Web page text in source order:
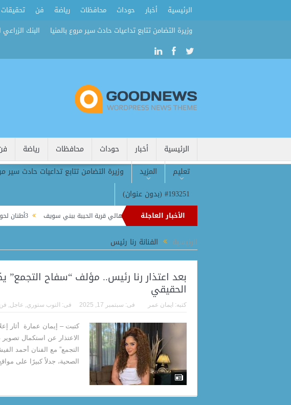
الرئيسية أخبار حوداث محافظات رياضة فن تحقيقات
وزيرة التضامن تتابع تداعيات حادث سير مروع بالمنيا
البنك
الرئيسية أخبار حوداث محافظات رياضة
تعليم
المزيد وزيرة التضامن تتابع تداعيات حادث سير
#193251 (بدون عنوان)
الأخبار العاجلة 3أطنان لحوم لدعم الأسر الأكثر احتياجًا بأسوان ضمن جهود الحماية الاجتماعية
الرئيسية الفنانة رنا رئيس
بعد اعتذار رنا رئيس.. مؤلف “سفاح
الحقيقي
كتبه: ايمان عمر فى: سبتمبر 17, 2025 فى: التوب ستوري عاجل فن
كتبت – إيمان عمارة أثار
الاعتذار عن استكمال
التجمع” مع الفنان أحمد
الصحية، جدلاً كبيرًا على